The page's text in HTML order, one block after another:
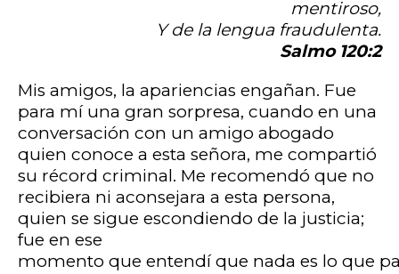
mentiroso,
Y de la lengua fraudulenta.
Salmo 120:2
Mis amigos, la apariencias engañan. Fue
para mí una gran sorpresa, cuando en una
conversación con un amigo abogado
quien conoce a esta señora, me compartió
su récord criminal. Me recomendó que no
recibiera ni aconsejara a esta persona,
quien se sigue escondiendo de la justicia;
fue en ese
momento que entendí que nada es lo que